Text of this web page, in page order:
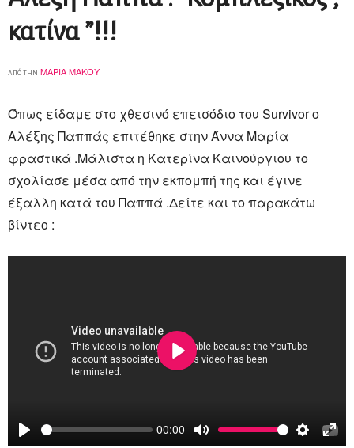
κατίνα ”!!!
από την ΜΑΡΊΑ ΜΆΚΟΥ
Όπως είδαμε στο χθεσινό επεισόδιο του Survivor ο
Αλέξης Παππάς επιτέθηκε στην Άννα Μαρία
φραστικά .Μάλιστα η Κατερίνα Καινούργιου το
σχολίασε μέσα από την εκπομπή της και έγινε
έξαλλη κατά του Παππά .Δείτε και το παρακάτω
βίντεο :
00:00
Play